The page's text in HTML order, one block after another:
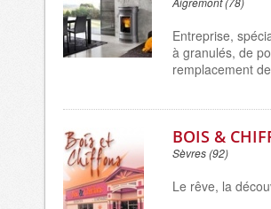
Entreprise,
à granulés, de
remplacement
BOIS &
Sèvres (92)
Le rêve, la